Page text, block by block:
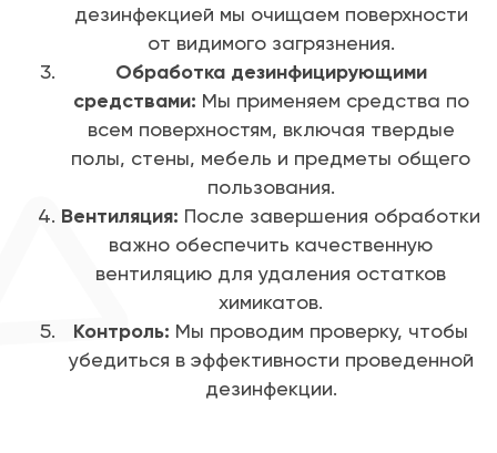
дезинфекцией мы очищаем поверхности
от видимого загрязнения.
Обработка дезинфицирующими
средствами: Мы применяем средства по
всем поверхностям, включая твердые
полы, стены, мебель и предметы общего
пользования.
Вентиляция: После завершения обработки
важно обеспечить качественную
вентиляцию для удаления остатков
химикатов.
Контроль: Мы проводим проверку, чтобы
убедиться в эффективности проведенной
дезинфекции.